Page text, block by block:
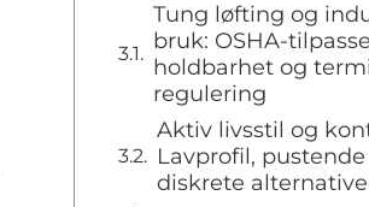
Tung løfting og
bruk: OSHA-
holdbarhet og
regulering
Aktiv livsstil og
Lavprofil,
diskrete